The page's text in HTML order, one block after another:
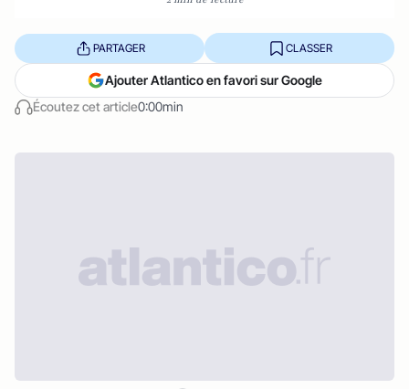
Écoutez cet article0:00min
PARTAGER CLASSER
Ajouter Atlantico en favori sur Google